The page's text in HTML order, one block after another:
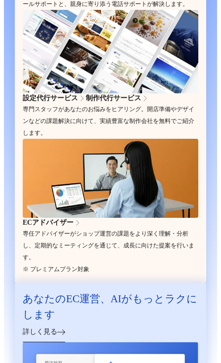
ールサポートと、親身に寄り添う電話サポートが解決します。
設定代行サービス 制作代行サービス
専門スタッフがあなたのお悩みをヒアリング。開店準備やデザイ
ンなどの課題解決に向けて、実績豊富な制作会社を無料でご紹介
します。
ECアドバイザー
専任アドバイザーがショップ運営の課題をより深く理解・分析
し、定期的なミーティングを通じて、成長に向けた提案を行いま
す。
※ プレミアムプラン対象
あなたのEC運営、 AIがもっとラクに
します
詳しく見る